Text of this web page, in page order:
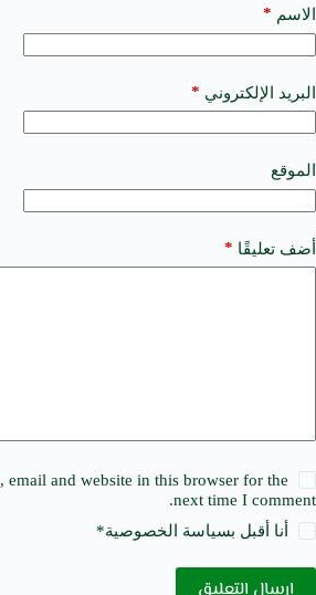
الاسم *
البريد الإلكتروني *
الموقع
أضف تعليقًا *
email and website in this browser for the
next time I comment.
أنا أقبل بسياسة الخصوصية*
إرسال التعليق
t
e
a
t
i
e
: